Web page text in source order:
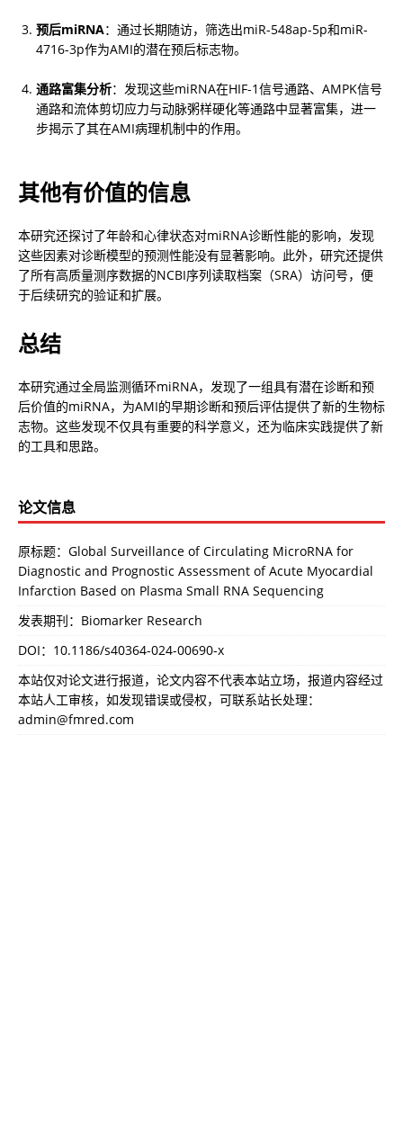
预后miRNA：通过长期随访，筛选出miR-548ap-5p和miR-
4716-3p作为AMI的潜在预后标志物。
通路富集分析：发现这些miRNA在HIF-1信号通路、AMPK信号
通路和流体剪切应力与动脉粥样硬化等通路中显著富集，进一
步揭示了其在AMI病理机制中的作用。
其他有价值的信息
本研究还探讨了年龄和心律状态对miRNA诊断性能的影响，发现
这些因素对诊断模型的预测性能没有显著影响。此外，研究还提供
了所有高质量测序数据的NCBI序列读取档案（SRA）访问号，便
于后续研究的验证和扩展。
总结
本研究通过全局监测循环miRNA，发现了一组具有潜在诊断和预
后价值的miRNA，为AMI的早期诊断和预后评估提供了新的生物标
志物。这些发现不仅具有重要的科学意义，还为临床实践提供了新
的工具和思路。
论文信息
原标题：Global Surveillance of Circulating MicroRNA for
Diagnostic and Prognostic Assessment of Acute Myocardial
Infarction Based on Plasma Small RNA Sequencing
发表期刊：Biomarker Research
DOI： 10.1186/s40364-024-00690-x
本站仅对论文进行报道，论文内容不代表本站立场，报道内容经过
本站人工审核，如发现错误或侵权，可联系站长处理：
admin@fmred.com